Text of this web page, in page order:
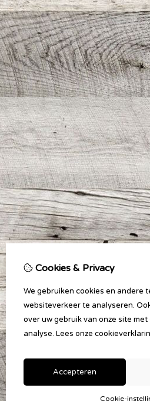
Cookies & Privacy
We gebruiken cookies en andere
websiteverkeer te analyseren.
over uw gebruik van onze site
analyse. Lees onze
Accepteren
Cookie-